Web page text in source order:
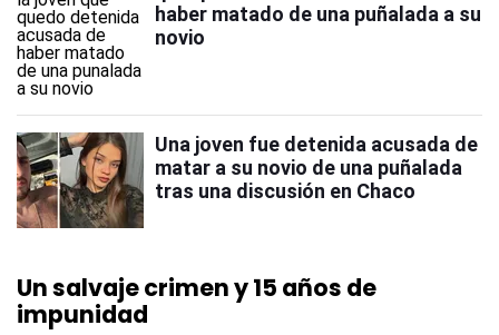
haber matado de una puñalada a su
novio
Una joven fue detenida acusada de
matar a su novio de una puñalada
tras una discusión en Chaco
Un salvaje crimen y 15 años de
impunidad